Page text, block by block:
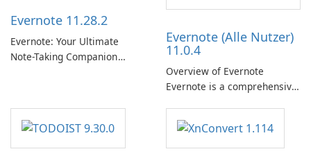
client designed for
need predictable …
Evernote 11.28.2
Evernote: Your Ultimate
Note-Taking Companion
helps users capture ideas,
organize to-do lists, and keep
track of important
Evernote (Alle Nutzer)
11.0.4
Overview of Evernote
Evernote is a comprehensive
software designed to help
users capture, organize, and
access information across